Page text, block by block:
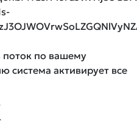
поток по вашему
система активирует все